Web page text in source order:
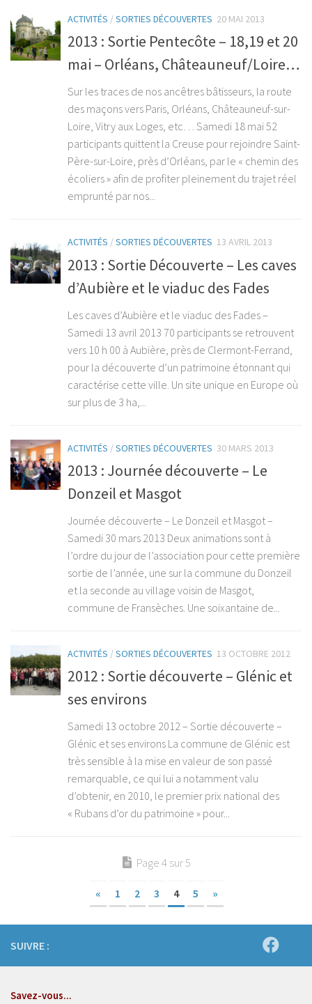
ACTIVITÉS /SORTIES DÉCOUVERTES 20 MAI 2013
2013 : Sortie Pentecôte – 18,19 et 20
mai – Orléans, Châteauneuf/Loire…
Sur les traces de nos ancêtres bâtisseurs, la route
des maçons vers Paris, Orléans, Châteauneuf-sur-
Loire, Vitry aux Loges, etc… Samedi 18 mai 52
participants quittent la Creuse pour rejoindre Saint-
Père-sur-Loire, près d’Orléans, par le « chemin des
écoliers » afin de profiter pleinement du trajet réel
emprunté par nos...
ACTIVITÉS /SORTIES DÉCOUVERTES 13 AVRIL 2013
2013 : Sortie Découverte – Les caves
d’Aubière et le viaduc des Fades
Les caves d’Aubière et le viaduc des Fades –
Samedi 13 avril 2013 70 participants se retrouvent
vers 10 h 00 à Aubière, près de Clermont-Ferrand,
pour la découverte d’un patrimoine étonnant qui
caractérise cette ville. Un site unique en Europe où
sur plus de 3 ha,...
ACTIVITÉS /SORTIES DÉCOUVERTES 30 MARS 2013
2013 : Journée découverte – Le
Donzeil et Masgot
Journée découverte – Le Donzeil et Masgot –
Samedi 30 mars 2013 Deux animations sont à
l’ordre du jour de l’association pour cette première
sortie de l’année, une sur la commune du Donzeil
et la seconde au village voisin de Masgot,
commune de Fransèches. Une soixantaine de...
ACTIVITÉS /SORTIES DÉCOUVERTES 13 OCTOBRE 2012
2012 : Sortie découverte – Glénic et
ses environs
Samedi 13 octobre 2012 – Sortie découverte –
Glénic et ses environs La commune de Glénic est
très sensible à la mise en valeur de son passé
remarquable, ce qui lui a notamment valu
d’obtenir, en 2010, le premier prix national des
« Rubans d’or du patrimoine » pour...
Page 4 sur 5
« 1 2 3 4 5 »
SUIVRE :
Savez-vous...